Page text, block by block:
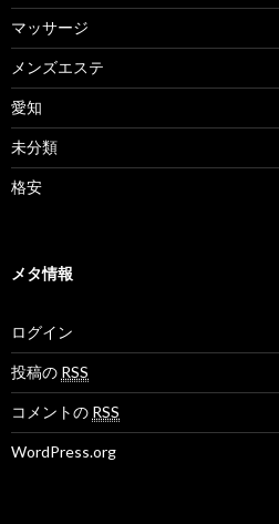
マッサージ
メンズエステ
愛知
未分類
格安
メタ情報
ログイン
投稿の RSS
コメントの RSS
WordPress.org